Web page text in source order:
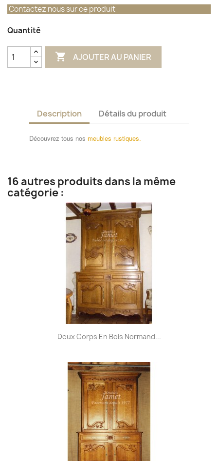
Contactez nous sur ce produit
Quantité
 AJOUTER AU PANIER
Description Détails du produit
Découvrez tous nos meubles rustiques.
16 autres produits dans la même
catégorie :
Deux Corps En Bois Normand...